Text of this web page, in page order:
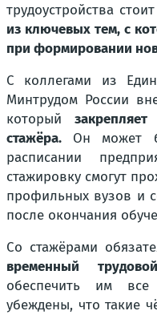
трудоустройства
из ключевых тем, с
при формировании
С коллегами из
Минтрудом России
который
стажёра. Он может
расписании
стажировку смогут
профильных вузов и
после окончания
Со стажёрами
временный
обеспечить им
убеждены, что такие